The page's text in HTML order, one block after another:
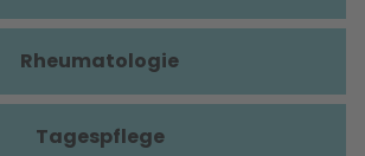
Rheumatologie
Tagespflege